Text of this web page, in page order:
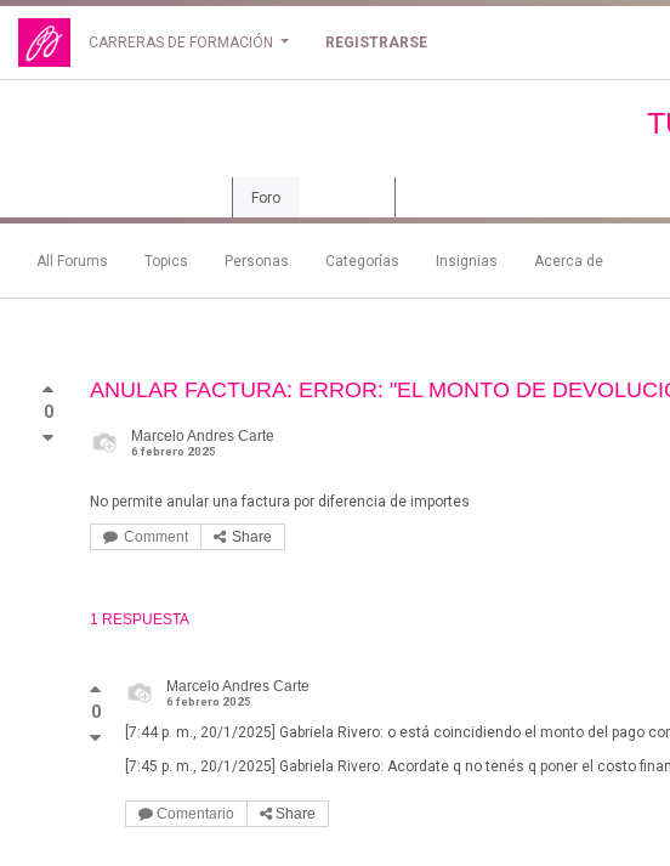
CARRERAS DE FORMACIÓN REGISTRARSE
Foro
All Forums Topics Personas Categorías Insignias Acerca de
0
ANULAR FACTURA: ERROR: "EL MONTO DE
Marcelo Andres Carte
6 febrero 2025
No permite anular una factura por diferencia de importes
Comment Share
1 RESPUESTA
0
Marcelo Andres Carte
6 febrero 2025
[7:44 p. m., 20/1/2025] Gabriela Rivero: o está coincidiendo el monto del pago
[7:45 p. m., 20/1/2025] Gabriela Rivero: Acordate q no tenés q poner el costo
Comentario Share